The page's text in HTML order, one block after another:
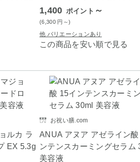
1,400 ポイント ～
(6,300 円 ～)
他 バリエーションあり
この商品を安い順で見る
ルカ ラ
EX 5.3g
お祝い膳.com
ANUA アヌア アゼライン酸
ンテンスカーミングセラム
美容液